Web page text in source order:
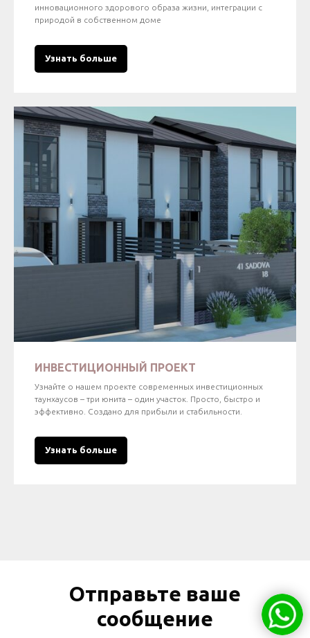
инновационного здорового образа жизни, интеграции с
природой в собственном доме
Узнать больше
ИНВЕСТИЦИОННЫЙ ПРОЕКТ
Узнайте о нашем проекте современных инвестиционных
таунхаусов – три юнита – один участок. Просто, быстро и
эффективно. Создано для прибыли и стабильности.
Узнать больше
Отправьте ваше
сообщение